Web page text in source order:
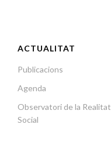
ACTUALITAT
Publicacions
Agenda
Observatori de la Realitat
Social